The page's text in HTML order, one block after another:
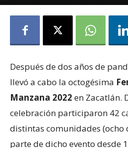
Después de dos años de
llevó a cabo la octogésima
Manzana 2022 en Zacatlán.
celebración participaron 42
distintas comunidades (ocho
parte de dicho evento desde